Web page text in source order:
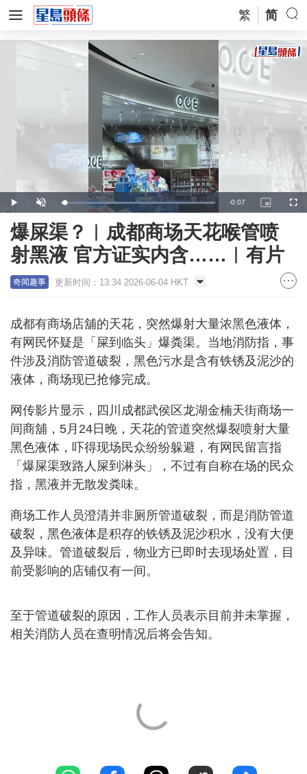
繁 简
Play Unmute Loaded:
100.00%
Remaining
Time
-0:07
Picture-
in-
爆屎渠？︱成都商场天花喉管喷
射黑液 官方证实内含……︱有片
奇闻趣事 更新时间：13:34 2026-06-04 HKT
成都有商场店舖的天花，突然爆射大量浓黑色液体，
有网民怀疑是「屎到临头」爆粪渠。当地消防指，事
件涉及消防管道破裂，黑色污水是含有铁锈及泥沙的
液体，商场现已抢修完成。
网传影片显示，四川成都武侯区龙湖金楠天街商场一
间商舖，5月24日晚，天花的管道突然爆裂喷射大量
黑色液体，吓得现场民众纷纷躲避，有网民留言指
「爆屎渠致路人屎到淋头」，不过有自称在场的民众
指，黑液并无散发粪味。
商场工作人员澄清并非厕所管道破裂，而是消防管道
破裂，黑色液体是积存的铁锈及泥沙积水，没有大便
及异味。管道破裂后，物业方已即时去现场处置，目
前受影响的店铺仅有一间。
至于管道破裂的原因，工作人员表示目前并未掌握，
相关消防人员在查明情况后将会告知。